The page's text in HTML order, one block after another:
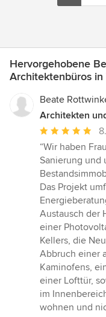
Hervorgehobene
Architektenbüros in
Beate
Architekten
Bewertung:
5
von
5
Sternen
“Wir haben
Sanierung und
Das Projekt
Austausch der
einer
Kellers, die
Abbruch einer
Kaminofens,
einer Lofttür,
im
wohnen und